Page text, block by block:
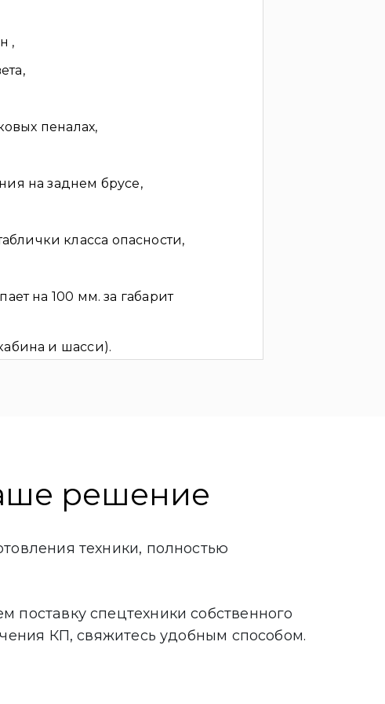
,
пеналах,
на заднем брусе,
класса опасности,
на 100 мм. за габарит
и шасси).
решение
техники, полностью
спецтехники собственного
КП, свяжитесь удобным способом.